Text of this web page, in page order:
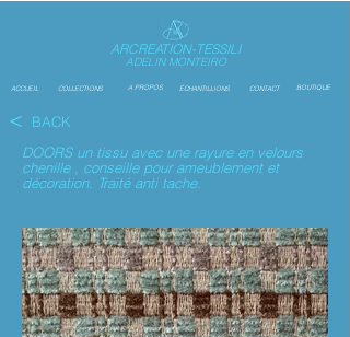
ARCREATION-TESSILI
ADELIN MONTEIRO
ACCUEIL COLLECTIONS A PROPOS ÉCHANTILLIONS CONTACT BOUTIQUE
<
BACK
DOORS un tissu avec une rayure en velours
chenille , conseille pour ameublement et
décoration. Traité anti tache.